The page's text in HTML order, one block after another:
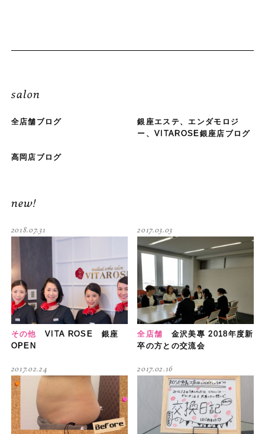
salon
全店舗ブログ
銀座エステ、エンダモロジ
ー、VITAROSE銀座店ブログ
高岡店ブログ
new!
その他
VITA ROSE 銀座
OPEN
2018.07.31
全店舗
金沢美專 2018年度新
卒の方との交流会
2017.03.03
2017.02.24 2017.02.16